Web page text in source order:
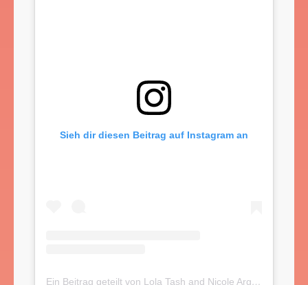
Sieh dir diesen Beitrag auf Instagram an
Ein Beitrag geteilt von Lola Tash and Nicole Argiris (@mytherapistsays)